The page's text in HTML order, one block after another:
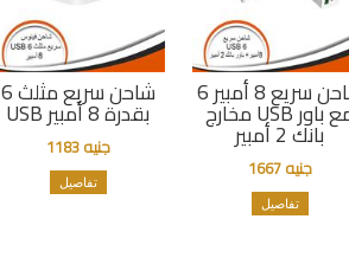
شاحن سريع مثلث 6
USB بقدرة 8 أمبير
جنيه 1183
تفاصيل
شاحن سريع 8 أمبير 6
مخارج USB مع باور
بانك 2 أمبير
جنيه 1667
تفاصيل